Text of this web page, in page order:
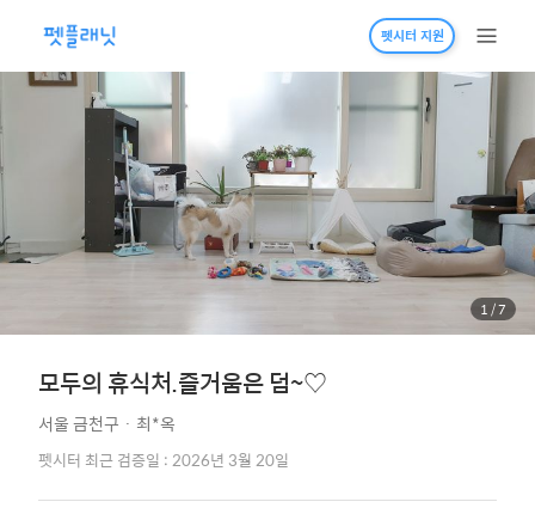
펫시터 지원
1/7
모두의 휴식처.즐거움은 덤~♡
서울 금천구 · 최*옥
펫시터 최근 검증일 : 2026년 3월 20일